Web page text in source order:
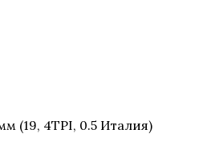
(19, 4TPI, 0.5 Италия)